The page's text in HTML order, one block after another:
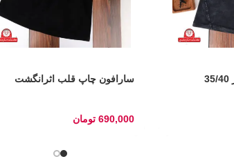
سارافون چاپ قلب اثرانگشت
690,000 تومان